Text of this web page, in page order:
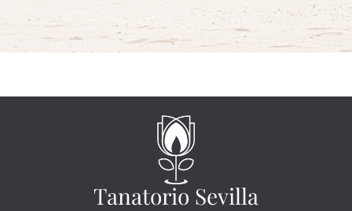
Tanatorio Sevilla